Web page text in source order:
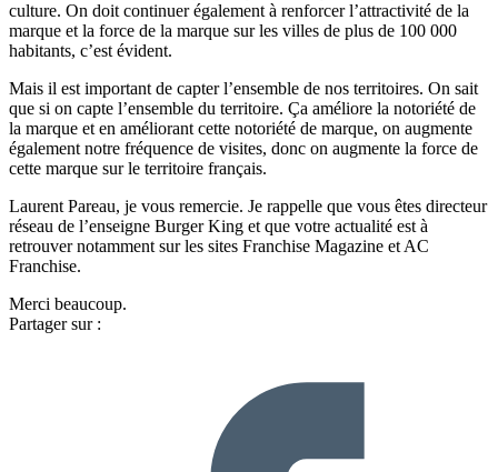
culture. On doit continuer également à renforcer l’attractivité de la
marque et la force de la marque sur les villes de plus de 100 000
habitants, c’est évident.
Mais il est important de capter l’ensemble de nos territoires. On sait
que si on capte l’ensemble du territoire. Ça améliore la notoriété de
la marque et en améliorant cette notoriété de marque, on augmente
également notre fréquence de visites, donc on augmente la force de
cette marque sur le territoire français.
Laurent Pareau, je vous remercie. Je rappelle que vous êtes directeur
réseau de l’enseigne Burger King et que votre actualité est à
retrouver notamment sur les sites Franchise Magazine et AC
Franchise.
Merci beaucoup.
Partager sur :